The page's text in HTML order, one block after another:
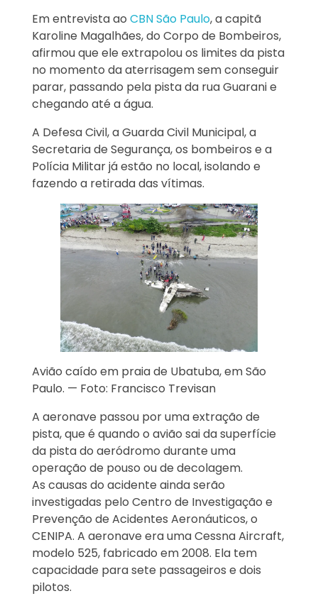
Em entrevista ao CBN São Paulo, a capitã
Karoline Magalhães, do Corpo de Bombeiros,
afirmou que ele extrapolou os limites da pista
no momento da aterrisagem sem conseguir
parar, passando pela pista da rua Guarani e
chegando até a água.
A Defesa Civil, a Guarda Civil Municipal, a
Secretaria de Segurança, os bombeiros e a
Polícia Militar já estão no local, isolando e
fazendo a retirada das vítimas.
Avião caído em praia de Ubatuba, em São
Paulo. — Foto: Francisco Trevisan
A aeronave passou por uma extração de
pista, que é quando o avião sai da superfície
da pista do aeródromo durante uma
operação de pouso ou de decolagem.
As causas do acidente ainda serão
investigadas pelo Centro de Investigação e
Prevenção de Acidentes Aeronáuticos, o
CENIPA. A aeronave era uma Cessna Aircraft,
modelo 525, fabricado em 2008. Ela tem
capacidade para sete passageiros e dois
pilotos.